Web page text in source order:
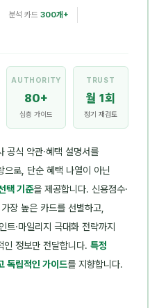
분석 카드 300개+
AUTHORITY
80+
심층 가이드
TRUST
월 1회
정기 재검토
공식 약관·혜택 설명서를
로, 단순 혜택 나열이 아닌
택 기준을 제공합니다. 신용점수·
장 높은 카드를 선별하고,
트·마일리지 극대화 전략까지
인 정보만 전달합니다. 특정
독립적인 가이드를 지향합니다.